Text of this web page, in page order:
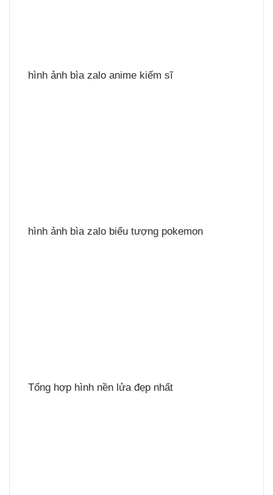
hình ảnh bìa zalo anime kiếm sĩ
hình ảnh bìa zalo biểu tượng pokemon
Tổng hợp hình nền lửa đẹp nhất